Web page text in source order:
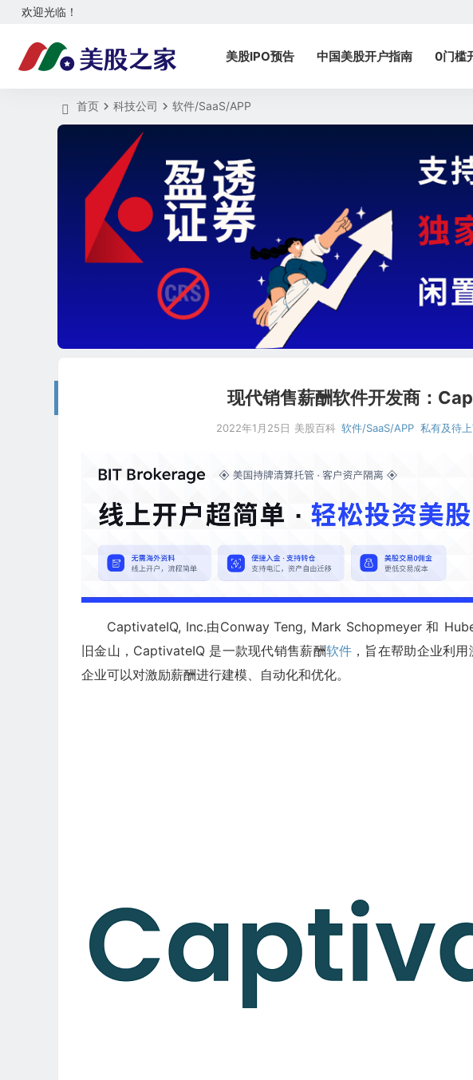
欢迎光临！
美股IPO预告 中国美股开户指南 0门槛
首页 科技公司 软件/SaaS/APP
现代销售薪酬软件开发商：
2022年1月25日 美股百科 软件/SaaS/APP 私有及待
CaptivateIQ, Inc.由Conway Teng, Mark Schopmeyer 和
旧金山，CaptivateIQ 是一款现代销售薪酬软件，旨在帮助企业利
企业可以对激励薪酬进行建模、自动化和优化。